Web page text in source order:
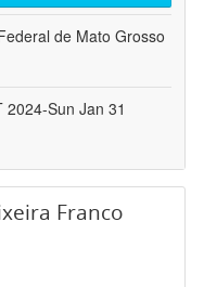
de Mato Grosso
Sun Jan 31
Franco